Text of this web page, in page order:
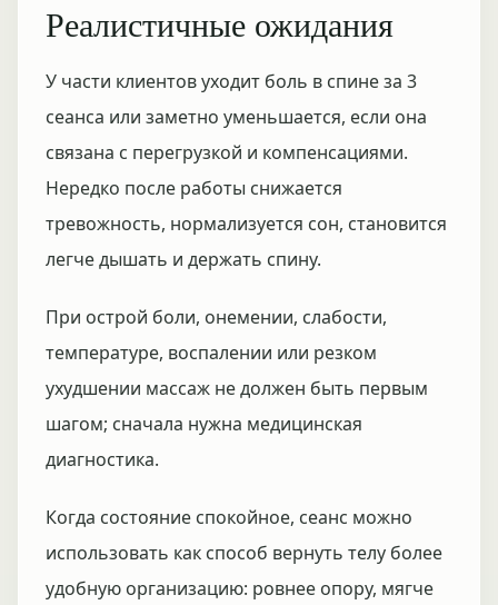
Реалистичные ожидания
У части клиентов уходит боль в спине за 3
сеанса или заметно уменьшается, если она
связана с перегрузкой и компенсациями.
Нередко после работы снижается
тревожность, нормализуется сон, становится
легче дышать и держать спину.
При острой боли, онемении, слабости,
температуре, воспалении или резком
ухудшении массаж не должен быть первым
шагом; сначала нужна медицинская
диагностика.
Когда состояние спокойное, сеанс можно
использовать как способ вернуть телу более
удобную организацию: ровнее опору, мягче